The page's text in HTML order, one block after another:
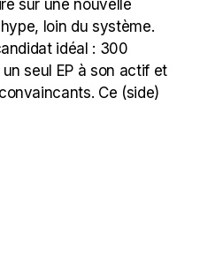
sur une nouvelle
loin du système.
idéal : 300
seul EP à son actif et
Ce (side)